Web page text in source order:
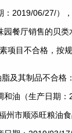
：2019/06/27/）
餐厅销售的贝类
项目不合格，按规
及其制品不合格
和油（生产日期
州市顺添旺粮油